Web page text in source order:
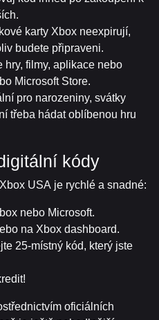
karty Xbox neexpirují,
budete připraveni.
hry, filmy, aplikace nebo
Microsoft Store.
pro narozeniny, svátky
třeba hádat oblíbenou hru
kódy
USA je rychlé a snadné:
nebo Microsoft.
na Xbox dashboard.
25-místný kód, který jste
oficiálních